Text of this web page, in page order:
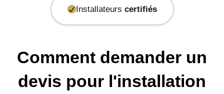
Installateurs certifiés
Comment demander un
devis pour l'installation